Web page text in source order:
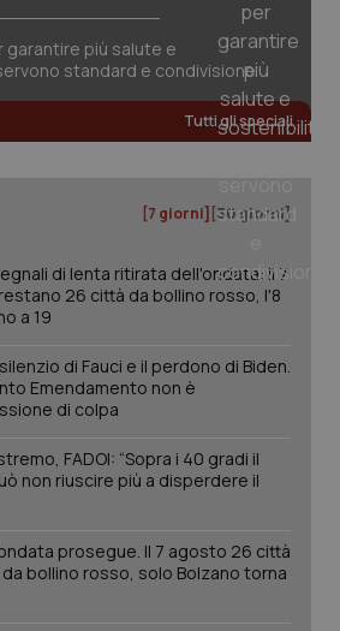
impianti
& Testa Collo
garantire più salute e
standard e condivisione
Tutti gli speciali
[7 giorni] [30 giorni]
di lenta ritirata dell'ondata: il 7
26 città da bollino rosso, l'8
a 19
di Fauci e il perdono di Biden.
Emendamento non è
di colpa
FADOI: “Sopra i 40 gradi il
non riuscire più a disperdere il
prosegue. Il 7 agosto 26 città
bollino rosso, solo Bolzano torna
CookieScript
www.quotidianosanita.it